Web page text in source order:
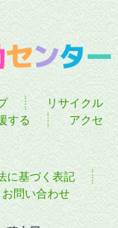
リサイクル
する
アクセ
に基づく表記
お問い合わせ